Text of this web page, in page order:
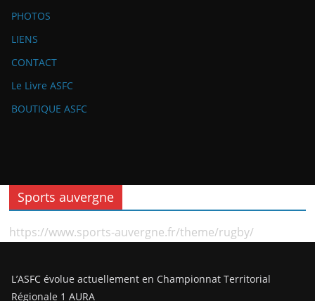
PHOTOS
LIENS
CONTACT
Le Livre ASFC
BOUTIQUE ASFC
Sports auvergne
https://www.sports-auvergne.fr/theme/rugby/
L’ASFC évolue actuellement en Championnat Territorial
Régionale 1 AURA